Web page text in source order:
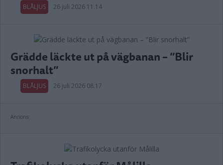
BLÅLJUS 26 juli 2026 11.14
Grädde läckte ut på vägbanan – ”Blir
snorhalt”
BLÅLJUS 26 juli 2026 08.17
Annons: